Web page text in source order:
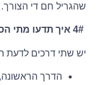
שהגריל חם די הצורך.
יש שתי דרכים לדעת
הדרך